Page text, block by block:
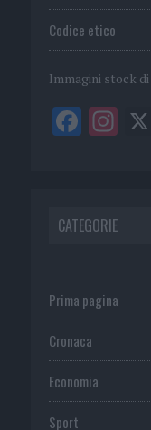
Codice etico
Immagini stock di
CATEGORIE
Prima pagina
Cronaca
Economia
Sport